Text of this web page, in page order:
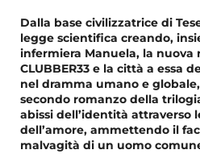
Dalla base civilizzatrice di
legge scientifica creando,
infermiera Manuela, la nuova
CLUBBER33 e la città a essa
nel dramma umano e
secondo romanzo della
abissi dell’identità attraverso
dell’amore, ammettendo il
malvagità di un uomo